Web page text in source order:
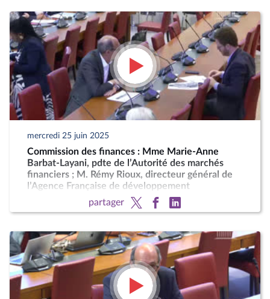
mercredi 25 juin 2025
Commission des finances : Mme Marie-Anne
Barbat-Layani, pdte de l’Autorité des marchés
financiers ; M. Rémy Rioux, directeur général de
l’Agence Française de développement
partager